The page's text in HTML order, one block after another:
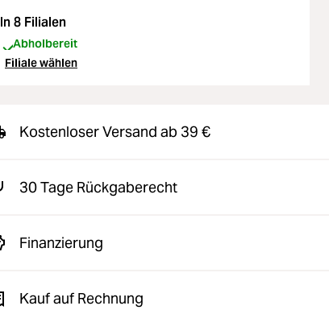
In 8 Filialen
Abholbereit
Filiale wählen
Kostenloser Versand ab 39 €
30 Tage Rückgaberecht
Finanzierung
Kauf auf Rechnung